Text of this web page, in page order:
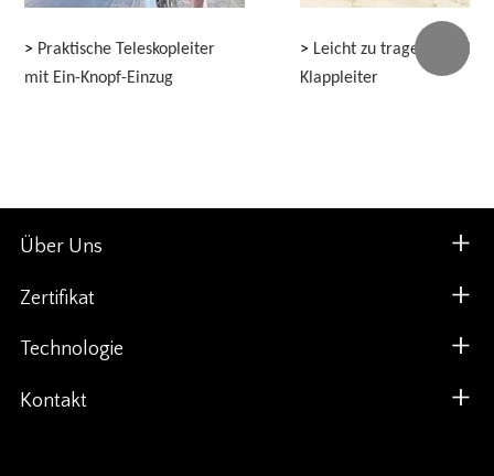
> Praktische Teleskopleiter
mit Ein-Knopf-Einzug
> Leicht zu tragende
Klappleiter
Über Uns
Zertifikat
Technologie
Kontakt